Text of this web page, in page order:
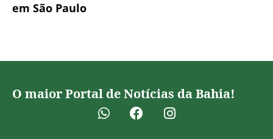
em São Paulo
O maior Portal de Notícias da Bahia!